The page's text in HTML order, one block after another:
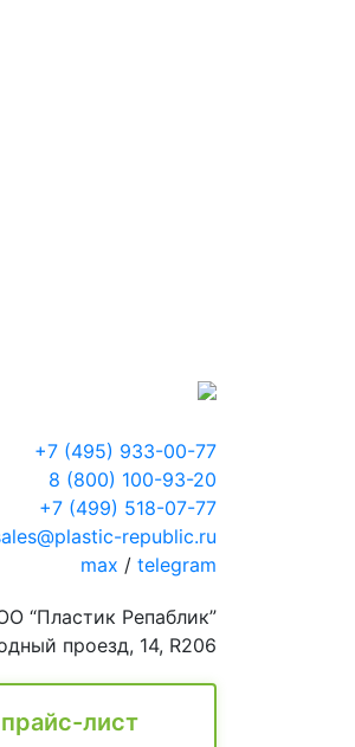
+7 (495) 933-00-77
8 (800) 100-93-20
+7 (499) 518-07-77
republic.ru
max / telegram
“Пластик Репаблик”
проезд, 14, R206
лист